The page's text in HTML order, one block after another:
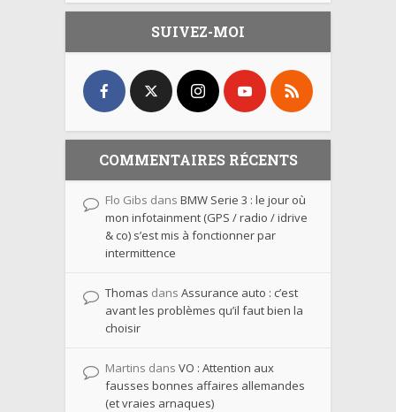
SUIVEZ-MOI
COMMENTAIRES RÉCENTS
Flo Gibs dans BMW Serie 3 : le jour où
mon infotainment (GPS / radio / idrive
& co) s’est mis à fonctionner par
intermittence
Thomas dans Assurance auto : c’est
avant les problèmes qu’il faut bien la
choisir
Martins dans VO : Attention aux
fausses bonnes affaires allemandes
(et vraies arnaques)